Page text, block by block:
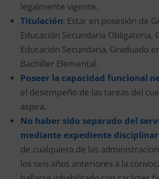
legalmente vigente.
Titulación: Estar en posesión de
Educación Secundaria Obligatoria,
Educación Secundaria, Graduado
Bachiller Elemental.
Poseer la capacidad funcional
el desempeño de las tareas del
aspira.
No haber sido separado del
mediante expediente
de cualquiera de las
los seis años anteriores a la